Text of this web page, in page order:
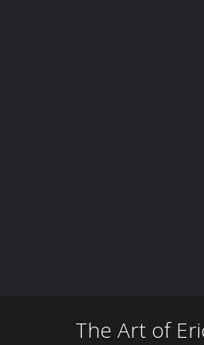
The Art of